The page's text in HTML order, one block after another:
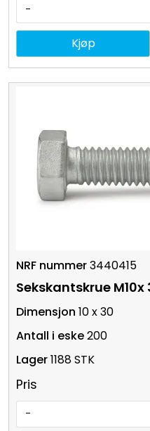
-
Kjøp
3440415
Sekskantskrue M10x
10 x 30
200
1188 STK
Pris
-